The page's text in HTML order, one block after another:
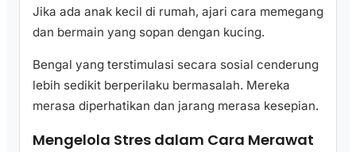
Jika ada anak kecil di rumah, ajari cara memegang
dan bermain yang sopan dengan kucing.
Bengal yang terstimulasi secara sosial cenderung
lebih sedikit berperilaku bermasalah. Mereka
merasa diperhatikan dan jarang merasa kesepian.
Mengelola Stres dalam Cara Merawat